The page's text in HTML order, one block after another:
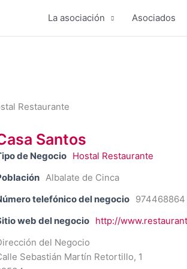
La asociación Asociados
Restaurante
Santos
de Negocio Hostal Restaurante
Albalate de Cinca
telefónico del negocio 974468864
web del negocio http://
del Negocio
Sebastián Martín Retortillo, 1